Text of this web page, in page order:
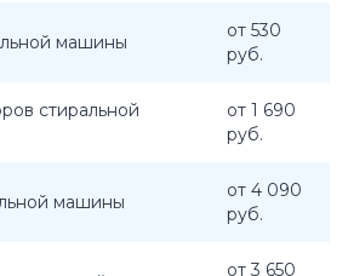
машины
от 530
руб.
стиральной
от 1 690
руб.
машины
от 4 090
руб.
от 3 650